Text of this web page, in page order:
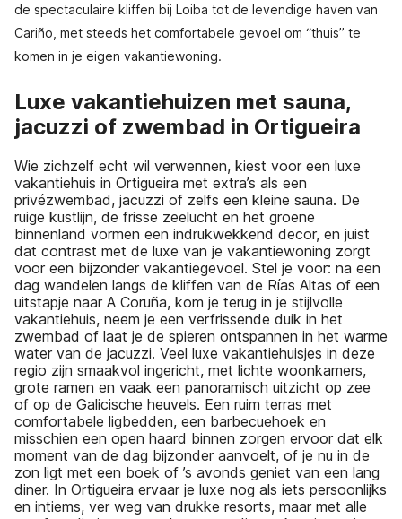
de spectaculaire kliffen bij Loiba tot de levendige haven van
Cariño, met steeds het comfortabele gevoel om “thuis” te
komen in je eigen vakantiewoning.
Luxe vakantiehuizen met sauna,
jacuzzi of zwembad in Ortigueira
Wie zichzelf echt wil verwennen, kiest voor een luxe
vakantiehuis in Ortigueira met extra’s als een
privézwembad, jacuzzi of zelfs een kleine sauna. De
ruige kustlijn, de frisse zeelucht en het groene
binnenland vormen een indrukwekkend decor, en juist
dat contrast met de luxe van je vakantiewoning zorgt
voor een bijzonder vakantiegevoel. Stel je voor: na een
dag wandelen langs de kliffen van de Rías Altas of een
uitstapje naar A Coruña, kom je terug in je stijlvolle
vakantiehuis, neem je een verfrissende duik in het
zwembad of laat je de spieren ontspannen in het warme
water van de jacuzzi. Veel luxe vakantiehuisjes in deze
regio zijn smaakvol ingericht, met lichte woonkamers,
grote ramen en vaak een panoramisch uitzicht op zee
of op de Galicische heuvels. Een ruim terras met
comfortabele ligbedden, een barbecuehoek en
misschien een open haard binnen zorgen ervoor dat elk
moment van de dag bijzonder aanvoelt, of je nu in de
zon ligt met een boek of ’s avonds geniet van een lang
diner. In Ortigueira ervaar je luxe nog als iets persoonlijks
en intiems, ver weg van drukke resorts, maar met alle